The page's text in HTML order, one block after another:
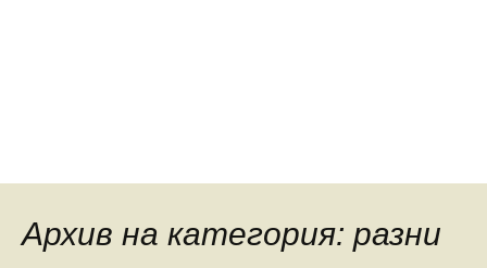
Архив на категория: разни